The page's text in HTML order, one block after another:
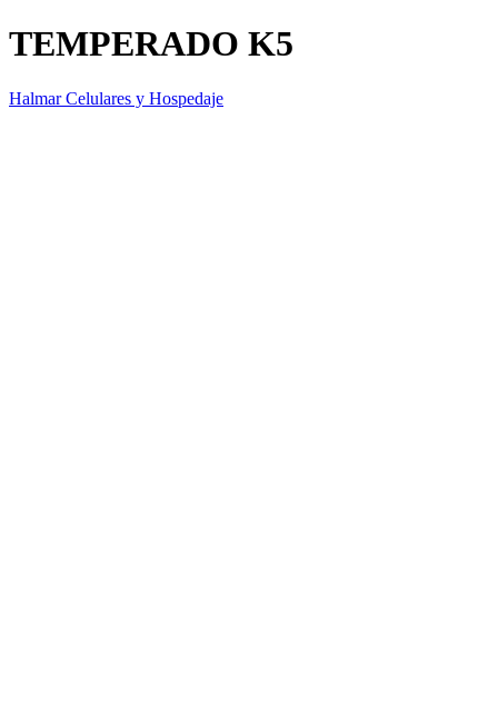
TEMPERADO K5
Halmar Celulares y Hospedaje